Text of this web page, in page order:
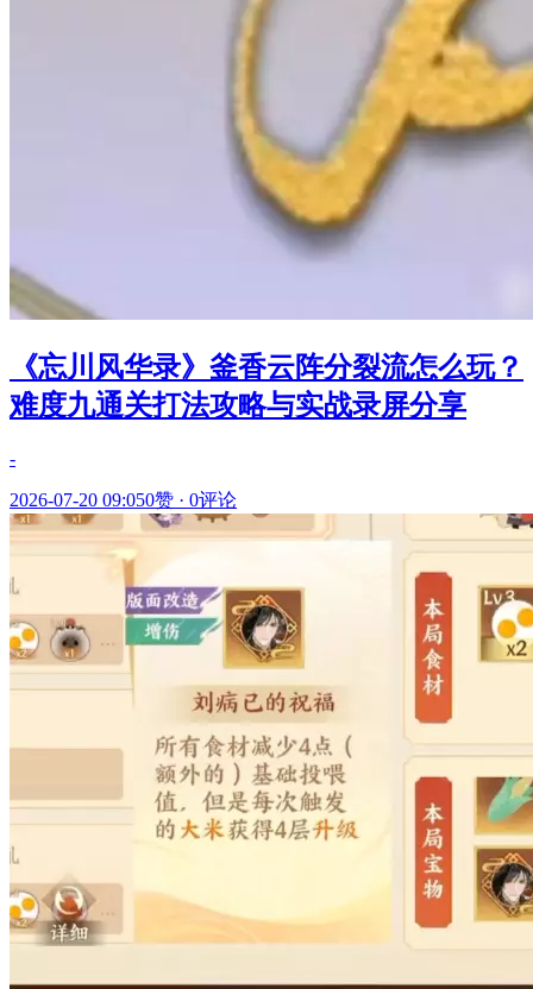
《忘川风华录》釜香云阵分裂流怎么玩？
难度九通关打法攻略与实战录屏分享
-
2026-07-20 09:050赞 · 0评论